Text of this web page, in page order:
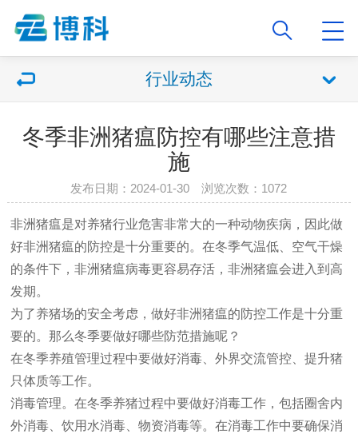
行业动态
冬季非洲猪瘟防控有哪些注意措
施
发布日期：2024-01-30 浏览次数：1072
非洲猪瘟是对养猪行业危害非常大的一种动物疾病，因此做
好非洲猪瘟的防控是十分重要的。在冬季气温低、空气干燥
的条件下，非洲猪瘟病毒更容易存活，非洲猪瘟会进入到高
发期。
为了养猪场的安全考虑，做好非洲猪瘟的防控工作是十分重
要的。那么冬季要做好哪些防范措施呢？
在冬季养殖管理过程中要做好消毒、外界交流管控、提升猪
只体质等工作。
消毒管理。在冬季养猪过程中要做好消毒工作，包括圈舍内
外消毒、饮用水消毒、物资消毒等。在消毒工作中要确保消